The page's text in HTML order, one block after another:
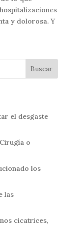
y dolorosa. Y
Buscar
el desgaste
o
los
las
cicatrices,